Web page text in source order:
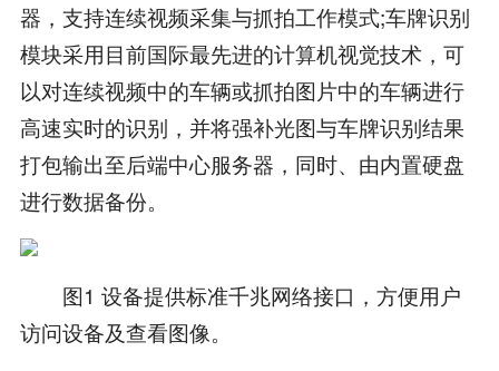
器，支持连续视频采集与抓拍工作模式;车牌识别
模块采用目前国际最先进的计算机视觉技术，可
以对连续视频中的车辆或抓拍图片中的车辆进行
高速实时的识别，并将强补光图与车牌识别结果
打包输出至后端中心服务器，同时、由内置硬盘
进行数据备份。
图1 设备提供标准千兆网络接口，方便用户
访问设备及查看图像。